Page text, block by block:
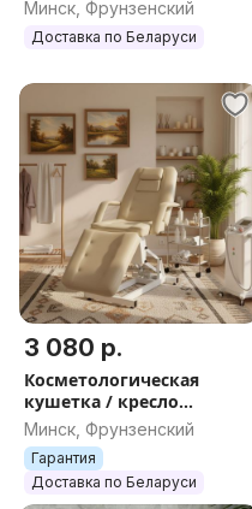
Минск, Фрунзенский
Доставка по Беларуси
3 080 р.
Косметологическая
кушетка / кресло
Эстетика 2 Электро (2
мотора)
Минск, Фрунзенский
Гарантия
Доставка по Беларуси